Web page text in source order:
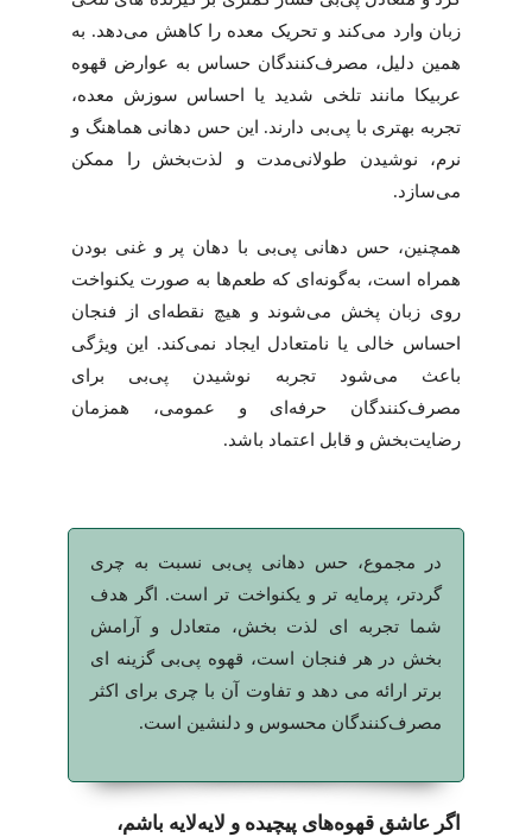
زبان وارد می‌کند و تحریک معده را کاهش می‌دهد. به
همین دلیل، مصرف‌کنندگان حساس به عوارض قهوه
عربیکا مانند تلخی شدید یا احساس سوزش معده،
تجربه بهتری با پی‌بی دارند. این حس دهانی هماهنگ و
نرم، نوشیدن طولانی‌مدت و لذت‌بخش را ممکن
می‌سازد.
همچنین، حس دهانی پی‌بی با دهان پر و غنی بودن
همراه است، به‌گونه‌ای که طعم‌ها به صورت یکنواخت
روی زبان پخش می‌شوند و هیچ نقطه‌ای از فنجان
احساس خالی یا نامتعادل ایجاد نمی‌کند. این ویژگی
باعث می‌شود تجربه نوشیدن پی‌بی برای
مصرف‌کنندگان حرفه‌ای و عمومی، همزمان
رضایت‌بخش و قابل اعتماد باشد.
در مجموع، حس دهانی پی‌بی نسبت به چری
گردتر، پرمایه تر و یکنواخت تر است. اگر هدف
شما تجربه ای لذت بخش، متعادل و آرامش
بخش در هر فنجان است، قهوه پی‌بی گزینه ای
برتر ارائه می دهد و تفاوت آن با چری برای اکثر
مصرف‌کنندگان محسوس و دلنشین است.
اگر عاشق قهوه‌های پیچیده و لایه‌لایه باشم،